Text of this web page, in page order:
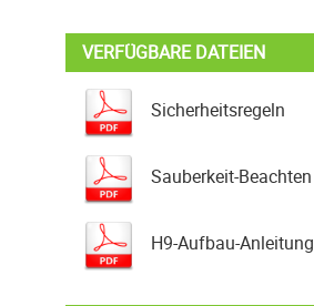
VERFÜGBARE DATEIEN
Sicherheitsregeln
Sauberkeit-Beachten
H9-Aufbau-Anleitung